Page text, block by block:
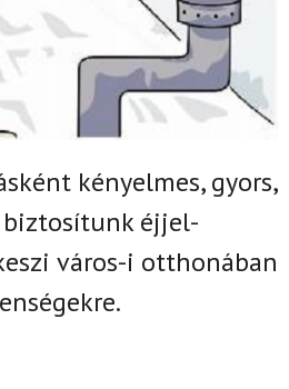
kényelmes, gyors,
biztosítunkéjjel-
város-i otthonában